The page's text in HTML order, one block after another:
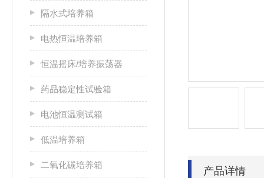
隔水式培养箱
电热恒温培养箱
恒温摇床/培养振荡器
药品稳定性试验箱
电池恒温测试箱
低温培养箱
二氧化碳培养箱
产品详情